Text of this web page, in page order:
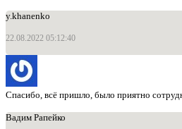
y.khanenko
22.08.2022 05:12:40
Спасибо, всё пришло, было приятно
Вадим Рапейко